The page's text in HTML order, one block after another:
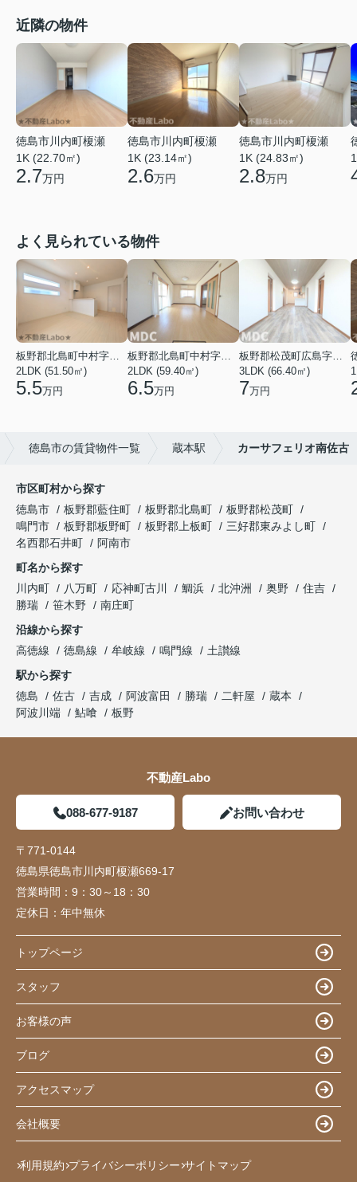
近隣の物件
徳島市川内町榎瀬
1K (22.70㎡)
2.7万円
徳島市川内町榎瀬
1K (23.14㎡)
2.6万円
徳島市川内町榎瀬
1K (24.83㎡)
2.8万円
よく見られている物件
板野郡北島町中村字東堤ノ内
2LDK (51.50㎡)
5.5万円
板野郡北島町中村字本須
2LDK (59.40㎡)
6.5万円
板野郡松茂町広島字南ハリ
3LDK (66.40㎡)
7万円
徳島市の賃貸物件一覧 蔵本駅 カーサフェリオ南佐古
市区町村から探す
徳島市
板野郡藍住町 板野郡北島町
板野郡松茂町
鳴門市
板野郡板野町 板野郡上板町
三好郡東みよし町
名西郡石井町
阿南市
町名から探す
川内町
八万町 応神町古川 鯛浜 北沖洲 奥野
住吉
勝瑞
笹木野
南庄町
沿線から探す
高徳線
徳島線 牟岐線 鳴門線
土讃線
駅から探す
徳島
佐古 吉成 阿波富田 勝瑞 二軒屋
蔵本
阿波川端
鮎喰 板野
不動産Labo
088-677-9187 お問い合わせ
〒771-0144
徳島県徳島市川内町榎瀬669-17
営業時間： 9：30～18：30
定休日： 年中無休
トップページ
スタッフ
お客様の声
ブログ
アクセスマップ
会社概要
利用規約 プライバシーポリシー サイトマップ